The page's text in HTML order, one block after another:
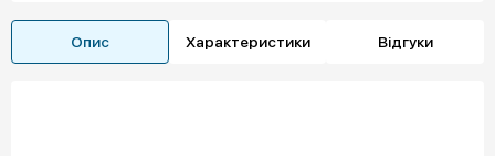
Опис Характеристики Відгуки